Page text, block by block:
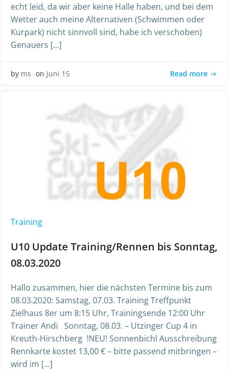
echt leid, da wir aber keine Halle haben, und bei dem
Wetter auch meine Alternativen (Schwimmen oder
Kurpark) nicht sinnvoll sind, habe ich verschoben)
Genauers […]
by ms on Juni 15 Read more
Training
U10 Update Training/Rennen bis Sonntag,
08.03.2020
Hallo zusammen, hier die nächsten Termine bis zum
08.03.2020: Samstag, 07.03. Training Treffpunkt
Zielhaus 8er um 8:15 Uhr, Trainingsende 12:00 Uhr
Trainer Andi Sonntag, 08.03. – Utzinger Cup 4 in
Kreuth-Hirschberg !NEU! Sonnenbichl Ausschreibung
Rennkarte kostet 13,00 € – bitte passend mitbringen –
wird im […]